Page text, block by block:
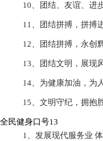
10、团结、友谊、进
11、团结拼搏，拼搏
12、团结拼搏，永创
13、团结文明，展现
14、为健康加油，为
15、文明守纪，拥抱
全民健身口号13
1、发展现代服务业